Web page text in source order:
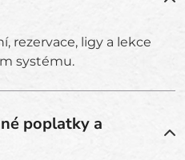
rezervace, ligy a lekce
systému.
poplatky a